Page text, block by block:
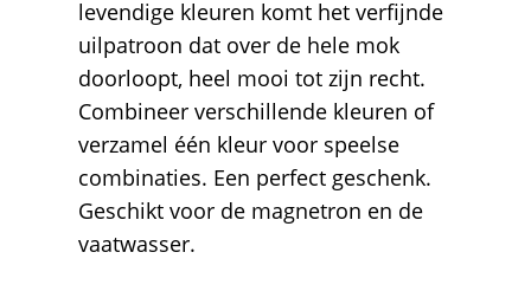
levendige kleuren komt het verfijnde
uilpatroon dat over de hele mok
doorloopt, heel mooi tot zijn recht.
Combineer verschillende kleuren of
verzamel één kleur voor speelse
combinaties. Een perfect geschenk.
Geschikt voor de magnetron en de
vaatwasser.